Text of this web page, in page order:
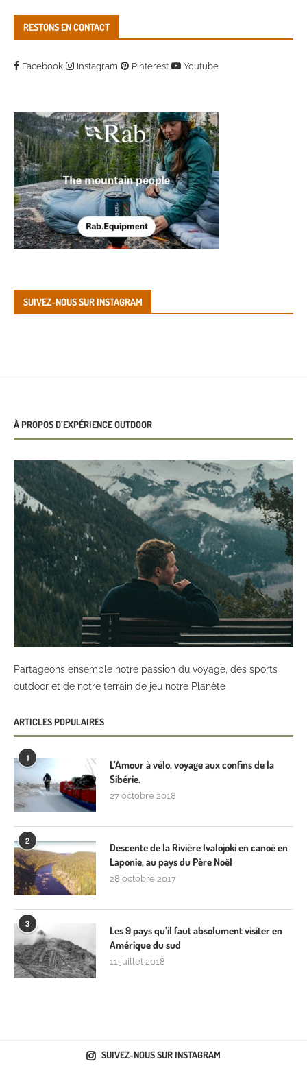
RESTONS EN CONTACT
Facebook Instagram Pinterest Youtube
SUIVEZ-NOUS SUR INSTAGRAM
À PROPOS D’EXPÉRIENCE OUTDOOR
Partageons ensemble notre passion du voyage, des sports
outdoor et de notre terrain de jeu notre Planète
ARTICLES POPULAIRES
1
L’Amour à vélo, voyage aux confins de la
Sibérie.
27 octobre 2018
2
Descente de la Rivière Ivalojoki en canoë en
Laponie, au pays du Père Noël
28 octobre 2017
3
Les 9 pays qu’il faut absolument visiter en
Amérique du sud
11 juillet 2018
SUIVEZ-NOUS SUR INSTAGRAM